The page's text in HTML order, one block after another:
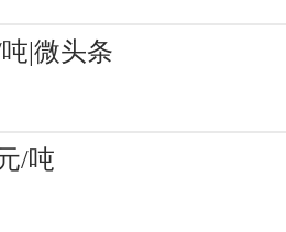
|微头条
/吨